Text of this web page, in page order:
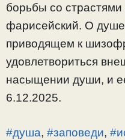
борьбы со страстями
фарисейский. О
приводящем к
удовлетвориться
насыщении души, и
6.12.2025.
#душа, #заповеди,